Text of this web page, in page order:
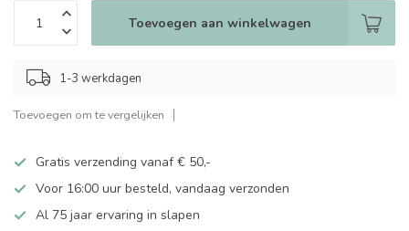
Toevoegen aan winkelwagen
1-3 werkdagen
Toevoegen om te vergelijken
Gratis verzending vanaf € 50,-
Voor 16:00 uur besteld, vandaag verzonden
Al 75 jaar ervaring in slapen